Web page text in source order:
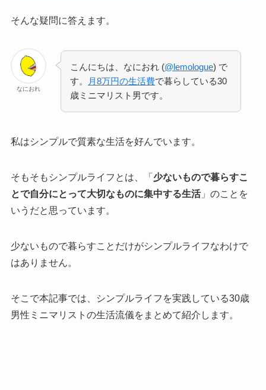
そんな疑問に答えます。
なにおれ
こんにちは、なにおれ (@lemologue) で
す。
月8万円の生活費で暮らしている30
歳ミニマリスト男です。
私はシンプルで質素な生活を好んでいます。
そもそもシンプルライフとは、「 少ないもので暮らすこ
とで自分にとって大切なものに集中する生活」のことを
いうだと思っています。
少ないもので暮らすことだけがシンプルライフなわけで
はありません。
そこで本記事では、シンプルライフを実践している30歳
男性ミニマリストの生活流儀をまとめて紹介します。